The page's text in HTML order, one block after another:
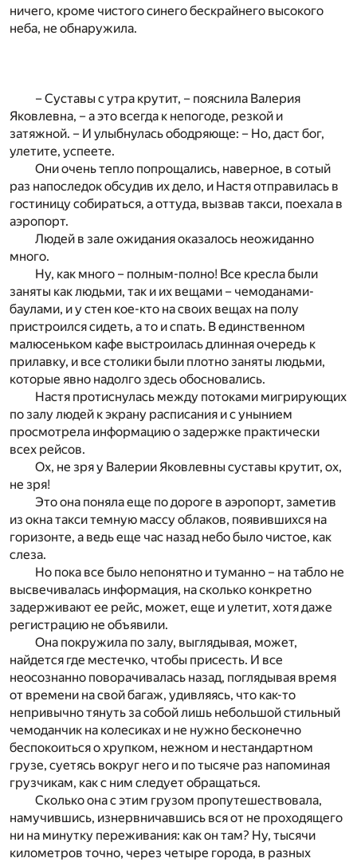
ничего, кроме чистого синего бескрайнего высокого
неба, не обнаружила.
– Суставы с утра крутит, – пояснила Валерия
Яковлевна, – а это всегда к непогоде, резкой и
затяжной. – И улыбнулась ободряюще: – Но, даст бог,
улетите, успеете.
Они очень тепло попрощались, наверное, в сотый
раз напоследок обсудив их дело, и Настя отправилась в
гостиницу собираться, а оттуда, вызвав такси, поехала в
аэропорт.
Людей в зале ожидания оказалось неожиданно
много.
Ну, как много – полным-полно! Все кресла были
заняты как людьми, так и их вещами – чемоданами-
баулами, и у стен кое-кто на своих вещах на полу
пристроился сидеть, а то и спать. В единственном
малюсеньком кафе выстроилась длинная очередь к
прилавку, и все столики были плотно заняты людьми,
которые явно надолго здесь обосновались.
Настя протиснулась между потоками мигрирующих
по залу людей к экрану расписания и с унынием
просмотрела информацию о задержке практически
всех рейсов.
Ох, не зря у Валерии Яковлевны суставы крутит, ох,
не зря!
Это она поняла еще по дороге в аэропорт, заметив
из окна такси темную массу облаков, появившихся на
горизонте, а ведь еще час назад небо было чистое, как
слеза.
Но пока все было непонятно и туманно – на табло не
высвечивалась информация, на сколько конкретно
задерживают ее рейс, может, еще и улетит, хотя даже
регистрацию не объявили.
Она покружила по залу, выглядывая, может,
найдется где местечко, чтобы присесть. И все
неосознанно поворачивалась назад, поглядывая время
от времени на свой багаж, удивляясь, что как-то
непривычно тянуть за собой лишь небольшой стильный
чемоданчик на колесиках и не нужно бесконечно
беспокоиться о хрупком, нежном и нестандартном
грузе, суетясь вокруг него и по тысяче раз напоминая
грузчикам, как с ним следует обращаться.
Сколько она с этим грузом пропутешествовала,
намучившись, изнервничавшись вся от не проходящего
ни на минутку переживания: как он там? Ну, тысячи
километров точно, через четыре города, в разных